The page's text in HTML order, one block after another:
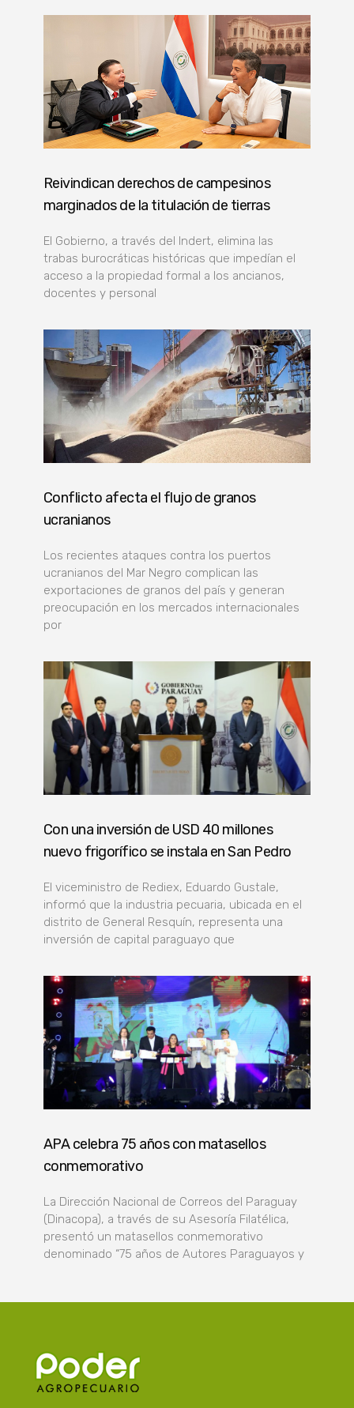
Reivindican derechos de campesinos
marginados de la titulación de tierras
El Gobierno, a través del Indert, elimina las
trabas burocráticas históricas que impedían el
acceso a la propiedad formal a los ancianos,
docentes y personal
Conflicto afecta el flujo de granos
ucranianos
Los recientes ataques contra los puertos
ucranianos del Mar Negro complican las
exportaciones de granos del país y generan
preocupación en los mercados internacionales
por
Con una inversión de USD 40 millones
nuevo frigorífico se instala en San Pedro
El viceministro de Rediex, Eduardo Gustale,
informó que la industria pecuaria, ubicada en el
distrito de General Resquín, representa una
inversión de capital paraguayo que
APA celebra 75 años con matasellos
conmemorativo
La Dirección Nacional de Correos del Paraguay
(Dinacopa), a través de su Asesoría Filatélica,
presentó un matasellos conmemorativo
denominado “75 años de Autores Paraguayos y